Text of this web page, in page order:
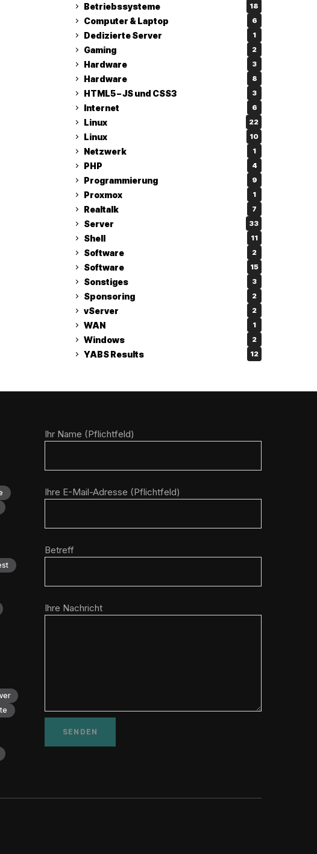
Betriebssysteme 18
Computer & Laptop 6
Dedizierte Server 1
Gaming 2
Hardware 3
Hardware 8
HTML5 – JS und CSS3 3
Internet 6
Linux 22
Linux 10
Netzwerk 1
PHP 4
Programmierung 9
Proxmox 1
Realtalk 7
Server 33
Shell 11
Software 2
Software 15
Sonstiges 3
Sponsoring 2
vServer 2
WAN 1
Windows 2
YABS Results 12
Ihr Name (Pflichtfeld)
Ihre E-Mail-Adresse (Pflichtfeld)
Betreff
Ihre Nachricht